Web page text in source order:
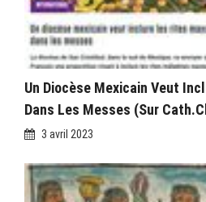
Un Diocèse Mexicain Veut
Dans Les Messes (sur
3 avril 2023